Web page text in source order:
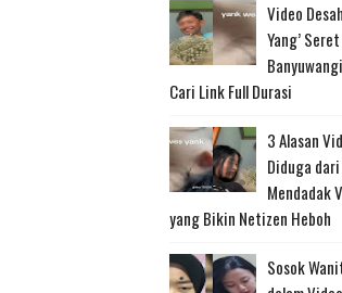
Video
Yang’
Cari Link Full Durasi
3 Alasan
Diduga
Mendadak
yang Bikin Netizen Heboh
Sosok